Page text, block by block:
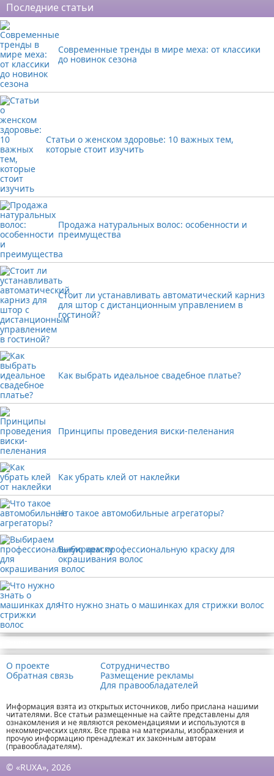
Последние статьи
Современные тренды в мире меха: от классики
до новинок сезона
Статьи о женском здоровье: 10 важных тем,
которые стоит изучить
Продажа натуральных волос: особенности и
преимущества
Стоит ли устанавливать автоматический карниз
для штор с дистанционным управлением в
гостиной?
Как выбрать идеальное свадебное платье?
Принципы проведения виски-пеленания
Как убрать клей от наклейки
Что такое автомобильные агрегаторы?
Выбираем профессиональную краску для
окрашивания волос
Что нужно знать о машинках для стрижки волос
О проекте
Обратная связь
Сотрудничество
Размещение рекламы
Для правообладателей
Информация взята из открытых источников, либо прислана нашими
читателями. Все статьи размещенные на сайте представлены для
ознакомления и не являются рекомендациями и используются в
некоммерческих целях. Все права на материалы, изображения и
прочую информацию пренадлежат их законным авторам
(правообладателям).
© «RUXA», 2026